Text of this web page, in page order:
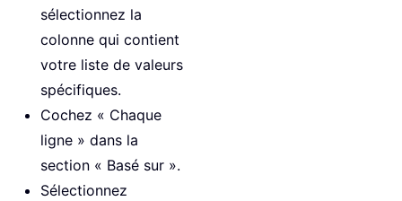
sélectionnez la
colonne qui contient
votre liste de valeurs
spécifiques.
Cochez « Chaque
ligne » dans la
section « Basé sur ».
Sélectionnez